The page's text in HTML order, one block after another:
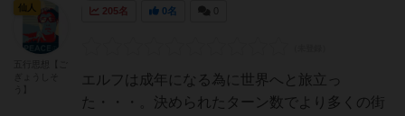
205名 0名
エルフは成年になる為に世界へと旅立っ
た・・・。決められたターン数でより多くの街
仙人